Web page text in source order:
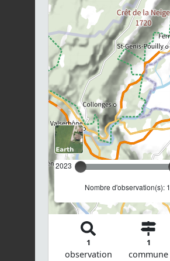
2023
Nombre d'observation(s): 1
1
observation
1
commune